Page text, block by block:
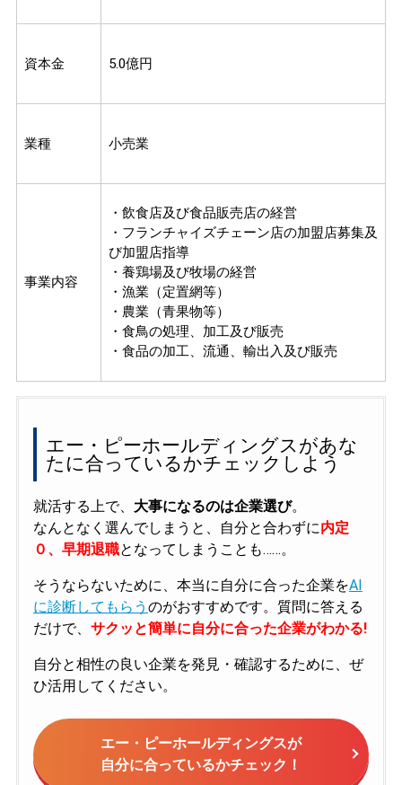
資本金 5.0億円
業種 小売業
事業内容
・飲食店及び食品販売店の経営
・フランチャイズチェーン店の加盟店募集及
び加盟店指導
・養鶏場及び牧場の経営
・漁業（定置網等）
・農業（青果物等）
・食鳥の処理、加工及び販売
・食品の加工、流通、輸出入及び販売
エー・ピーホールディングスがあな
たに合っているかチェックしよう
就活する上で、 大事になるのは企業選び。
なんとなく選んでしまうと、自分と合わずに内定
０、早期退職となってしまうことも……。
そうならないために、本当に自分に合った企業をAI
に診断してもらう のがおすすめです。質問に答える
だけで、 サクッと簡単に自分に合った企業がわかる!
自分と相性の良い企業を発見・確認するために、ぜ
ひ活用してください。
エー・ピーホールディングスが
自分に合っているかチェック！